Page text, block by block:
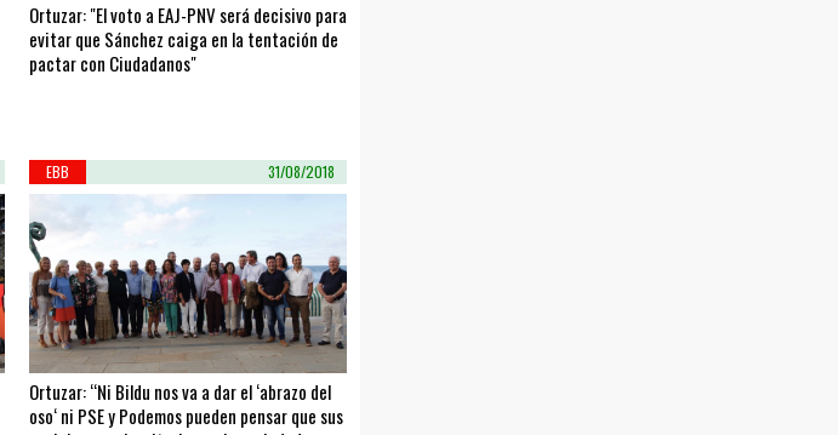
Ortuzar: "El voto a EAJ-PNV será decisivo para
evitar que Sánchez caiga en la tentación de
pactar con Ciudadanos"
EBB 31/08/2018
Ortuzar: “Ni Bildu nos va a dar el ‘abrazo del
oso‘ ni PSE y Podemos pueden pensar que sus